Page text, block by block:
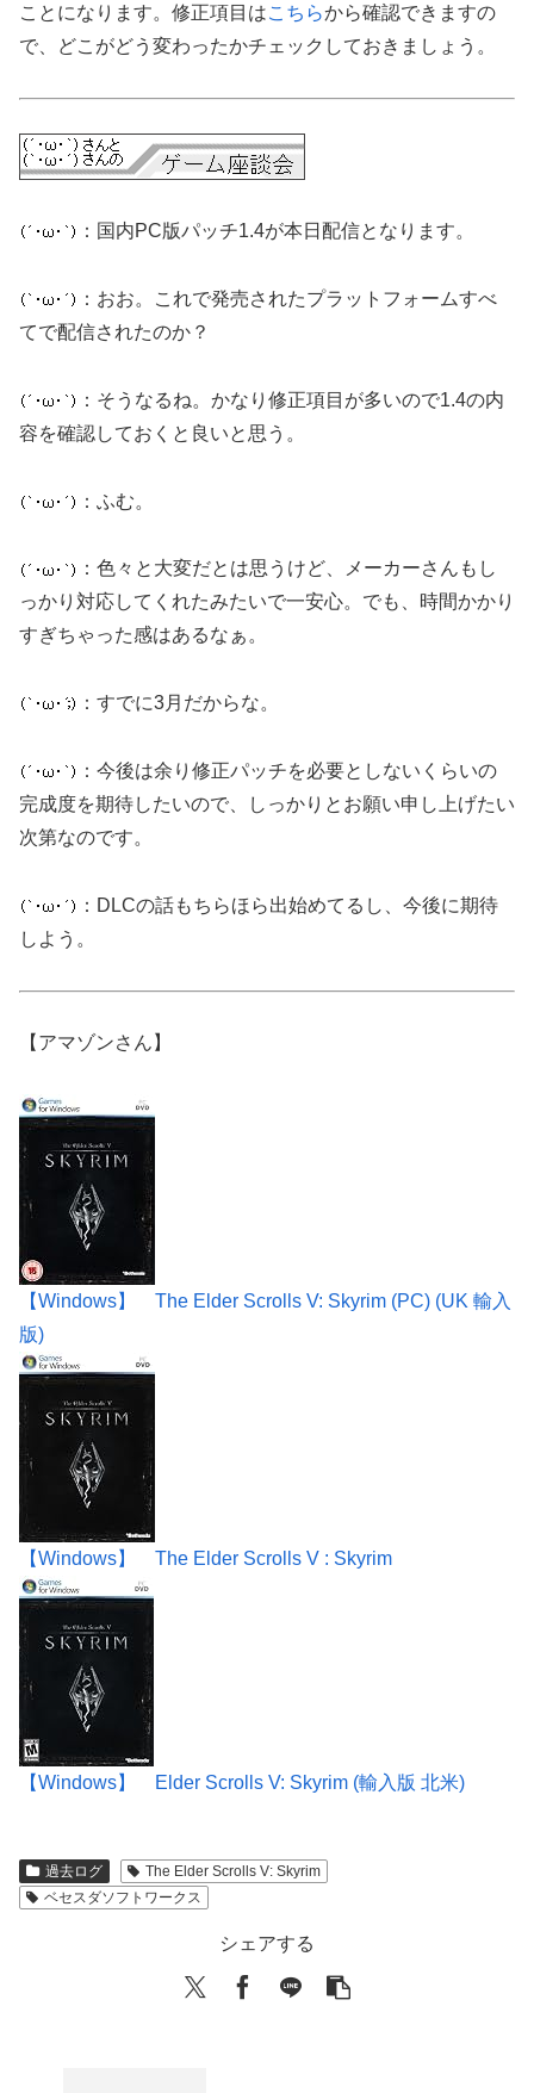
ことになります。修正項目はこちらから確認できますの
で、どこがどう変わったかチェックしておきましょう。
：国内PC版パッチ1.4が本日配信となります。
：おお。これで発売されたプラットフォームすべ
てで配信されたのか？
：そうなるね。かなり修正項目が多いので1.4の内
容を確認しておくと良いと思う。
：ふむ。
：色々と大変だとは思うけど、メーカーさんもし
っかり対応してくれたみたいで一安心。でも、時間かかり
すぎちゃった感はあるなぁ。
：すでに3月だからな。
：今後は余り修正パッチを必要としないくらいの
完成度を期待したいので、しっかりとお願い申し上げたい
次第なのです。
：DLCの話もちらほら出始めてるし、今後に期待
しよう。
【アマゾンさん】
【Windows】 The Elder Scrolls V: Skyrim (PC) (UK 輸入
版)
【Windows】 The Elder Scrolls V : Skyrim
【Windows】 Elder Scrolls V: Skyrim (輸入版 北米)
過去ログ
The Elder Scrolls V: Skyrim
ベセスダソフトワークス
シェアする